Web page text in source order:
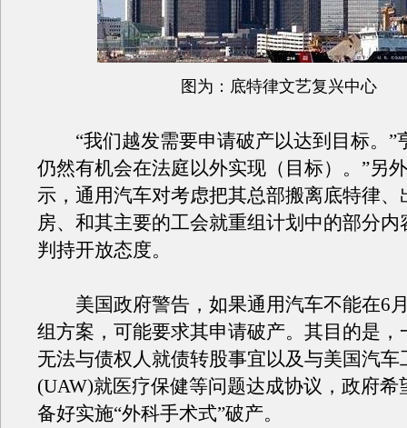
图为：底特律文艺复兴中心
“我们越发需要申请破产以达到目标。”
仍然有机会在法庭以外实现（目标）。”另
示，通用汽车对考虑把其总部搬离底特律、
房、和其主要的工会就重组计划中的部分内
判持开放态度。
美国政府警告，如果通用汽车不能在6
组方案，可能要求其申请破产。其目的是，
无法与债权人就债转股事宜以及与美国汽车
(UAW)就医疗保健等问题达成协议，政府希
备好实施“外科手术式”破产。